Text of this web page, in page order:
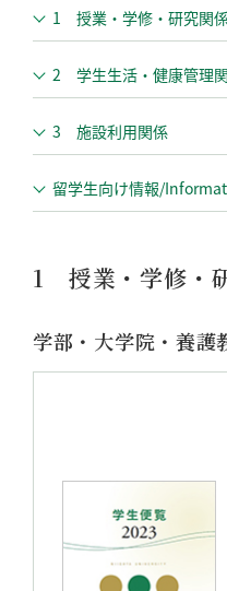
1 授業・学修・研究関
2 学生生活・健康管理
3 施設利用関係
留学生向け情報/
1 授業・学修・
学部・大学院・養護